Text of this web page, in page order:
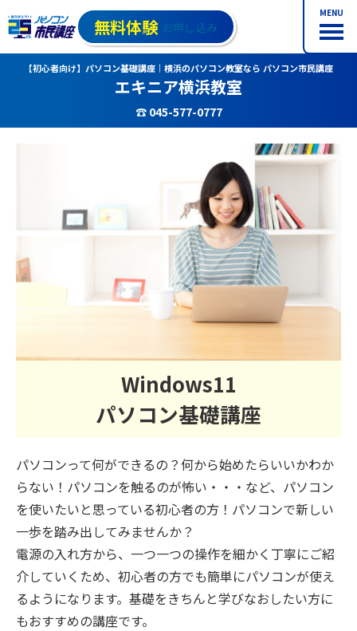
MENU
無料体験 お申し込み
【初心者向け】パソコン基礎講座｜横浜のパソコン教室なら パソコン市民講座
エキニア横浜教室
☎ 045-577-0777
Windows11
パソコン基礎講座
パソコンって何ができるの？何から始めたらいいかわか
らない！パソコンを触るのが怖い・・・など、パソコン
を使いたいと思っている初心者の方！パソコンで新しい
一歩を踏み出してみませんか？
電源の入れ方から、一つ一つの操作を細かく丁寧にご紹
介していくため、初心者の方でも簡単にパソコンが使え
るようになります。基礎をきちんと学びなおしたい方に
もおすすめの講座です。